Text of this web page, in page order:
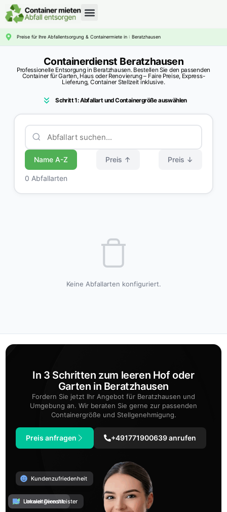
Preise für Ihre Abfallentsorgung & Containermiete in : Beratzhausen
Containerdienst Beratzhausen
Professionelle Entsorgung in Beratzhausen. Bestellen Sie den passenden
Container für Garten, Haus oder Renovierung – Faire Preise, Express-
Lieferung, Container Stellzeit inklusive.
Schritt 1: Abfallart und Containergröße auswählen
Name A-Z Preis ↑ Preis ↓
0 Abfallarten
Keine Abfallarten konfiguriert.
In 3 Schritten zum leeren Hof oder
Garten in Beratzhausen
Fordern Sie jetzt Ihr Angebot für Beratzhausen und
Umgebung an. Wir beraten Sie gerne zur passenden
Containergröße und Stellgenehmigung.
Preis anfragen +491771900639 anrufen
Kundenzufriedenheit
Umweltgerecht
Lokaler Dienstleister